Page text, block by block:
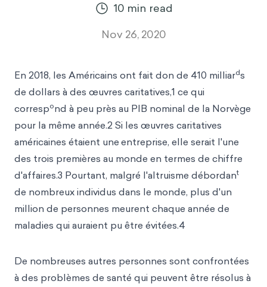
10 min read
Nov 26, 2020
En 2018, les Américains ont fait don de 410 milliards
de dollars à des œuvres caritatives,1 ce qui
correspond à peu près au PIB nominal de la Norvège
pour la même année.2 Si les œuvres caritatives
américaines étaient uneentreprise, elle serait l'une
des trois premières au monde en termes de chiffre
d'affaires.3 Pourtant, malgré l'altruisme débordant
de nombreux individus dans le monde, plus d'un
million de personnes meurent chaque année de
maladies qui auraient pu être évitées.4
De nombreuses autres personnes sont confrontées
à des problèmes de santé qui peuvent être résolus à